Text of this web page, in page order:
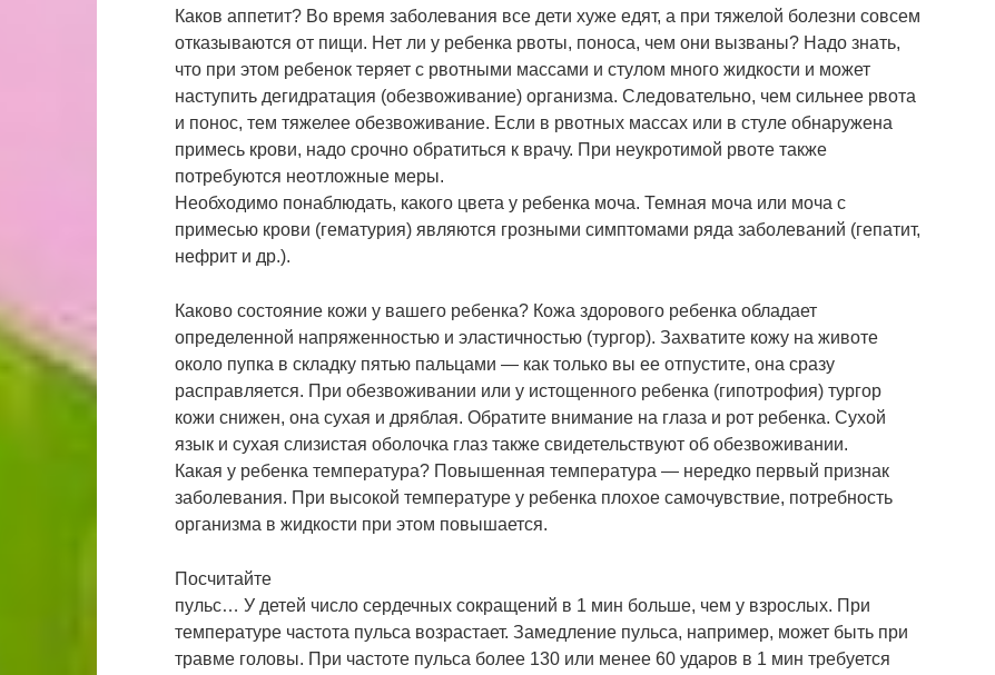
Каков аппетит? Во время заболевания все дети хуже едят, а при тяжелой болезни совсем
отказываются от пищи. Нет ли у ребенка рвоты, поноса, чем они вызваны? Надо знать,
что при этом ребенок теряет с рвотными массами и стулом много жидкости и может
наступить дегидратация (обезвоживание) организма. Следовательно, чем сильнее рвота
и понос, тем тяжелее обезвоживание. Если в рвотных массах или в стуле обнаружена
примесь крови, надо срочно обратиться к врачу. При неукротимой рвоте также
потребуются неотложные меры.
Необходимо понаблюдать, какого цвета у ребенка моча. Темная моча или моча с
примесью крови (гематурия) являются грозными симптомами ряда заболеваний (гепатит,
нефрит и др.).
Каково состояние кожи у вашего ребенка? Кожа здорового ребенка обладает
определенной напряженностью и эластичностью (тургор). Захватите кожу на животе
около пупка в складку пятью пальцами — как только вы ее отпустите, она сразу
расправляется. При обезвоживании или у истощенного ребенка (гипотрофия) тургор
кожи снижен, она сухая и дряблая. Обратите внимание на глаза и рот ребенка. Сухой
язык и сухая слизистая оболочка глаз также свидетельствуют об обезвоживании.
Какая у ребенка температура? Повышенная температура — нередко первый признак
заболевания. При высокой температуре у ребенка плохое самочувствие, потребность
организма в жидкости при этом повышается.
Посчитайте
пульс… У детей число сердечных сокращений в 1 мин больше, чем у взрослых. При
температуре частота пульса возрастает. Замедление пульса, например, может быть при
травме головы. При частоте пульса более 130 или менее 60 ударов в 1 мин требуется